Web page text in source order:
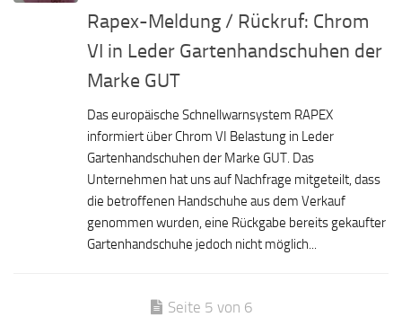
Rapex-Meldung / Rückruf: Chrom
VI in Leder Gartenhandschuhen der
Marke GUT
Das europäische Schnellwarnsystem RAPEX
informiert über Chrom VI Belastung in Leder
Gartenhandschuhen der Marke GUT. Das
Unternehmen hat uns auf Nachfrage mitgeteilt, dass
die betroffenen Handschuhe aus dem Verkauf
genommen wurden, eine Rückgabe bereits gekaufter
Gartenhandschuhe jedoch nicht möglich...
Seite 5 von 6